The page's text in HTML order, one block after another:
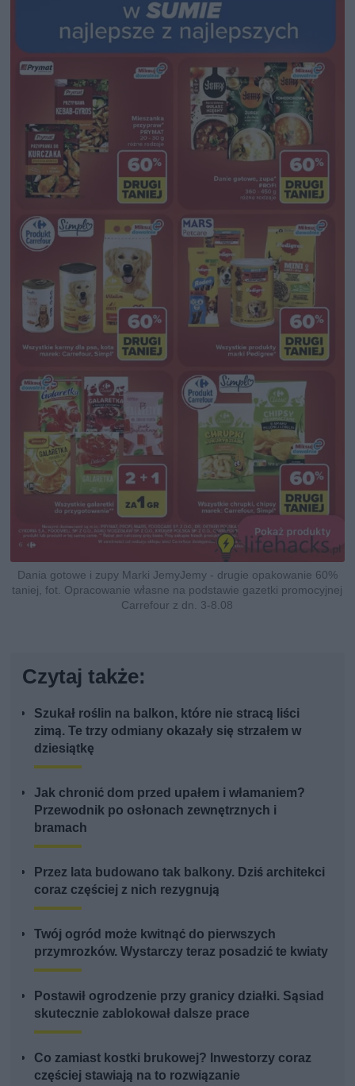
Dania gotowe i zupy Marki JemyJemy - drugie opakowanie 60%
taniej, fot. Opracowanie własne na podstawie gazetki promocyjnej
Carrefour z dn. 3-8.08
Czytaj także:
Szukał roślin na balkon, które nie stracą liści
zimą. Te trzy odmiany okazały się strzałem w
dziesiątkę
Jak chronić dom przed upałem i włamaniem?
Przewodnik po osłonach zewnętrznych i
bramach
Przez lata budowano tak balkony. Dziś architekci
coraz częściej z nich rezygnują
Twój ogród może kwitnąć do pierwszych
przymrozków. Wystarczy teraz posadzić te kwiaty
Postawił ogrodzenie przy granicy działki. Sąsiad
skutecznie zablokował dalsze prace
Co zamiast kostki brukowej? Inwestorzy coraz
częściej stawiają na to rozwiązanie